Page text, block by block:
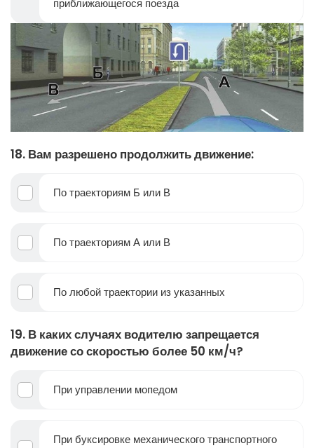
приближающегося поезда
18. Вам разрешено продолжить движение:
По траекториям Б или В
По траекториям А или В
По любой траектории из указанных
19. В каких случаях водителю запрещается
движение со скоростью более 50 км/ч?
При управлении мопедом
При буксировке механического транспортного